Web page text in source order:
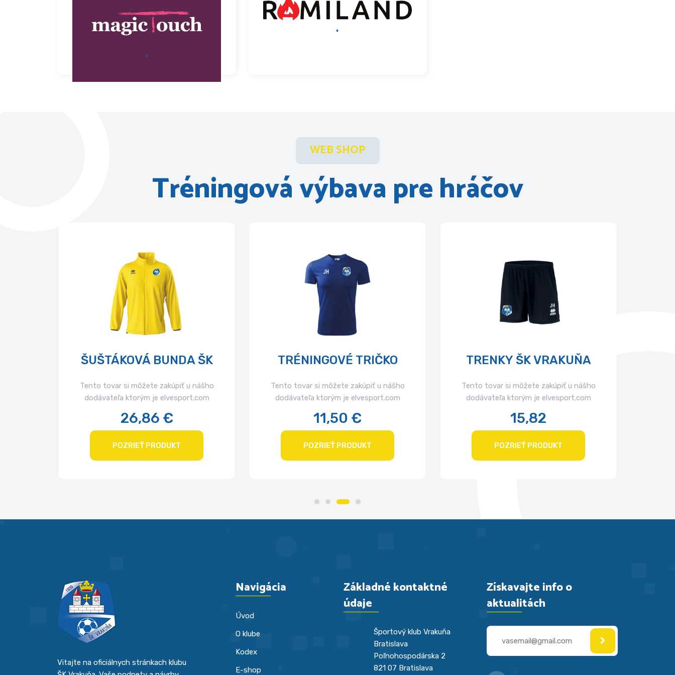
.
.
WEB SHOP
Tréningová výbava pre hráčov
ŠUŠTÁKOVÁ BUNDA ŠK
Tento tovar si môžete zakúpiť u nášho
dodávateľa ktorým je elvesport.com
26,86 €
POZRIEŤ PRODUKT
TRÉNINGOVÉ TRIČKO
Tento tovar si môžete zakúpiť u nášho
dodávateľa ktorým je elvesport.com
11,50 €
POZRIEŤ PRODUKT
TRENKY ŠK VRAKUŇA
Tento tovar si môžete zakúpiť u nášho
dodávateľa ktorým je elvesport.com
15,82
POZRIEŤ PRODUKT
Vitajte na oficiálnych stránkach klubu
Navigácia
Úvod
O klube
Kodex
E-shop
Základné kontaktné
údaje
Športový klub Vrakuňa
Bratislava
Poľnohospodárska 2
821 07 Bratislava
Získavajte info o
aktualitách